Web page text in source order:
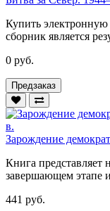
Купить
сборник является
0 руб.
Предзаказ
Зарождение
Книга представляет
завершающем этапе
441 руб.